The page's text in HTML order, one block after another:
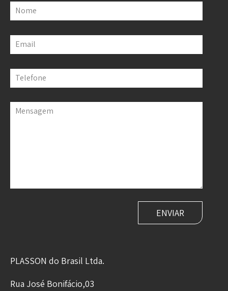
Nome
Email
Telefone
Mensagem
PLASSON do Brasil Ltda.
Rua José Bonifácio,03